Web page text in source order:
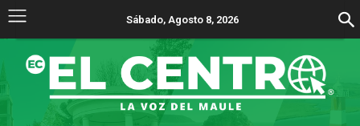
Sábado, Agosto 8, 2026